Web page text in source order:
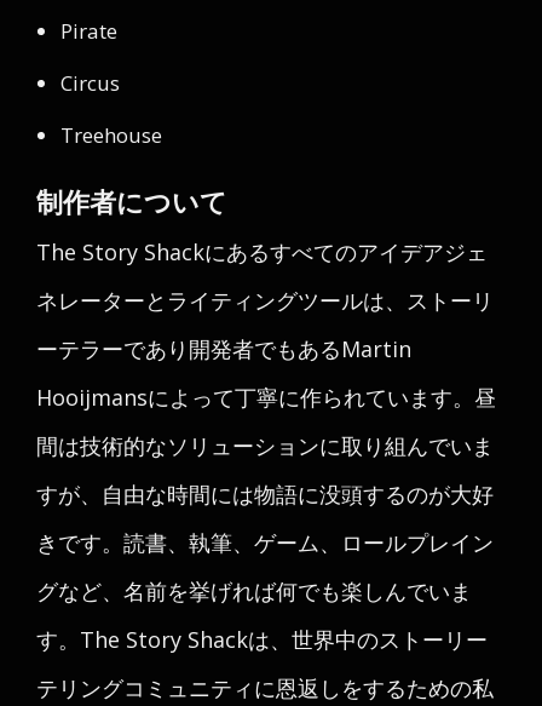
Pirate
Circus
Treehouse
制作者について
The Story Shackにあるすべてのアイデアジェ
ネレーターとライティングツールは、ストーリ
ーテラーであり開発者でもあるMartin
Hooijmansによって丁寧に作られています。昼
間は技術的なソリューションに取り組んでいま
すが、自由な時間には物語に没頭するのが大好
きです。読書、執筆、ゲーム、ロールプレイン
グなど、名前を挙げれば何でも楽しんでいま
す。The Story Shackは、世界中のストーリー
テリングコミュニティに恩返しをするための私